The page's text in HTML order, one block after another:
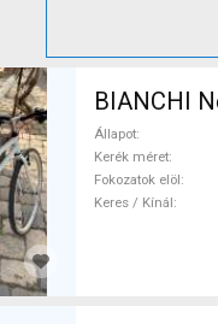
Állapot
Kerék méret
Fokozatok elöl
Keres / Kínál